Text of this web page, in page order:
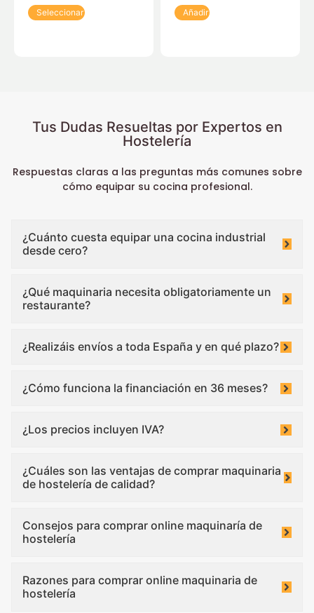
Seleccionar Añadir
Tus Dudas Resueltas por Expertos en
Hostelería
Respuestas claras a las preguntas más comunes sobre
cómo equipar su cocina profesional.
¿Cuánto cuesta equipar una cocina industrial
desde cero?
¿Qué maquinaria necesita obligatoriamente un
restaurante?
¿Realizáis envíos a toda España y en qué plazo?
¿Cómo funciona la financiación en 36 meses?
¿Los precios incluyen IVA?
¿Cuáles son las ventajas de comprar maquinaria
de hostelería de calidad?
Consejos para comprar online maquinaría de
hostelería
Razones para comprar online maquinaria de
hostelería